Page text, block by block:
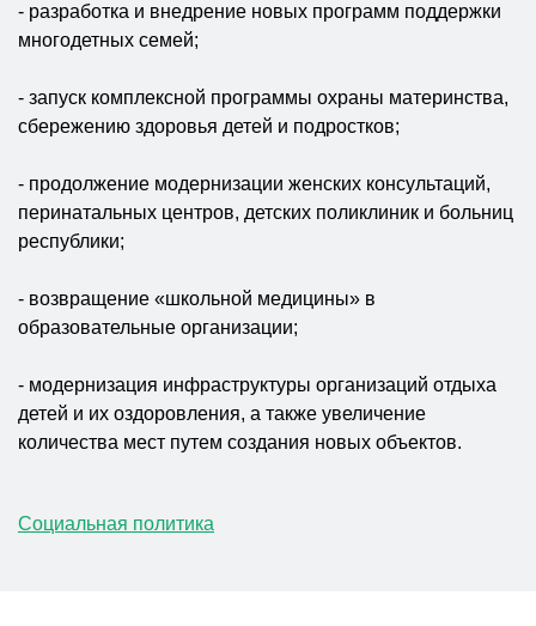
- разработка и внедрение новых программ поддержки
многодетных семей;
- запуск комплексной программы охраны материнства,
сбережению здоровья детей и подростков;
- продолжение модернизации женских консультаций,
перинатальных центров, детских поликлиник и больниц
республики;
- возвращение «школьной медицины» в
образовательные организации;
- модернизация инфраструктуры организаций отдыха
детей и их оздоровления, а также увеличение
количества мест путем создания новых объектов.
Социальная политика